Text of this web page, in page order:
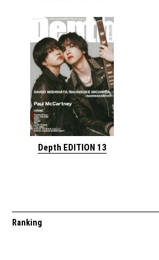
Depth EDITION 13
Ranking